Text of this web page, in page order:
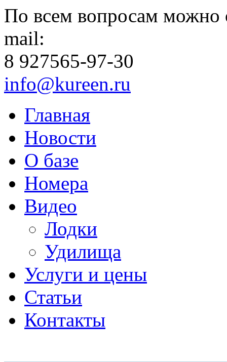
По всем вопросам можно
mail:
8 927565-97-30
info@kureen.ru
Главная
Новости
О базе
Номера
Видео
Лодки
Удилища
Услуги и цены
Статьи
Контакты